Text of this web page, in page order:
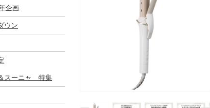
企画
ウン
スーニャ 特集